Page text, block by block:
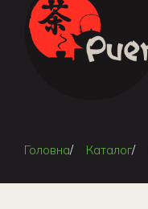
Головна Каталог